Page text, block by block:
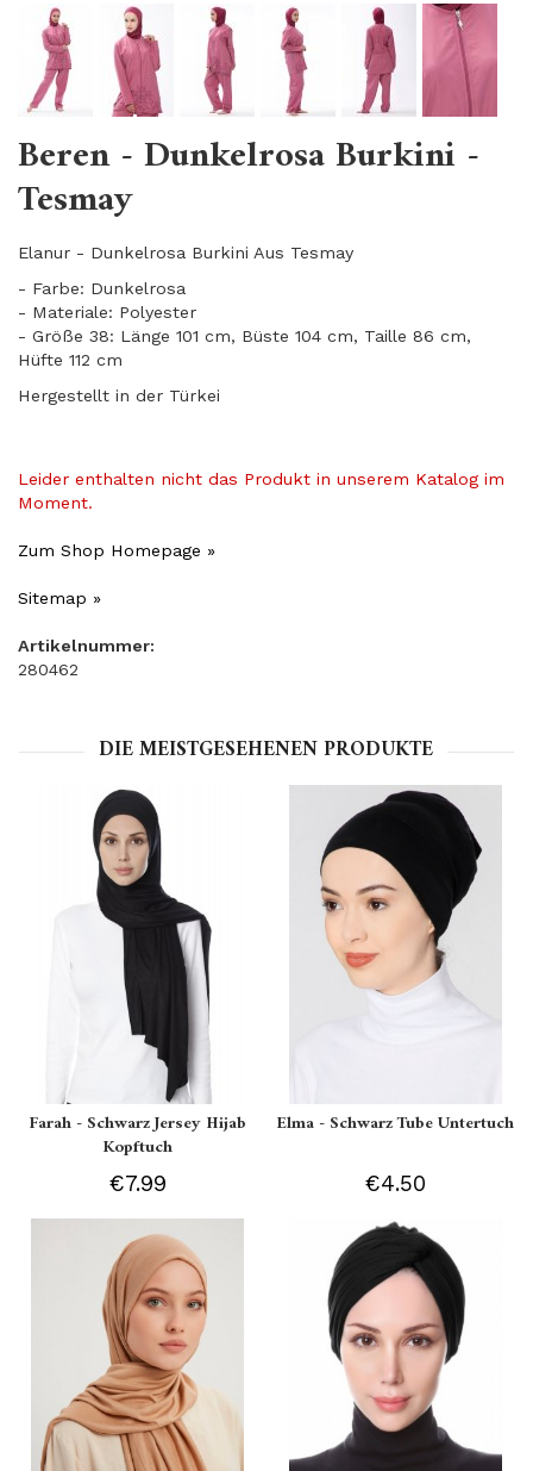
Beren - Dunkelrosa Burkini -
Tesmay
Elanur - Dunkelrosa Burkini Aus Tesmay
- Farbe: Dunkelrosa
- Materiale: Polyester
- Größe 38: Länge 101 cm, Büste 104 cm, Taille 86 cm,
Hüfte 112 cm
Hergestellt in der Türkei
Leider enthalten nicht das Produkt in unserem Katalog im
Moment.
Zum Shop Homepage »
Sitemap »
Artikelnummer:
280462
DIE MEISTGESEHENEN PRODUKTE
Farah - Schwarz Jersey Hijab
Kopftuch
€7.99
Elma - Schwarz Tube Untertuch
€4.50